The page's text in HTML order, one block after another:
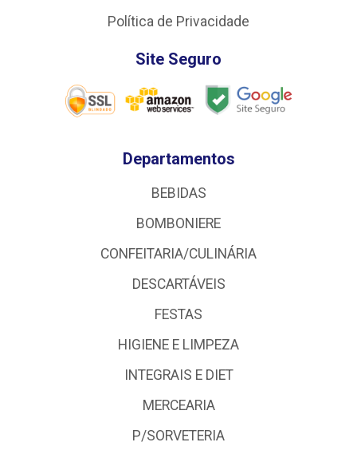
Política de Privacidade
Site Seguro
Departamentos
BEBIDAS
BOMBONIERE
CONFEITARIA/CULINÁRIA
DESCARTÁVEIS
FESTAS
HIGIENE E LIMPEZA
INTEGRAIS E DIET
MERCEARIA
P/SORVETERIA